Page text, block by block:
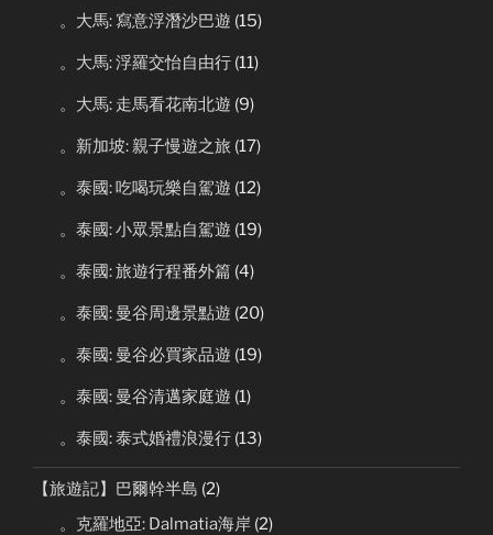
。大馬: 寫意浮潛沙巴遊 (15)
。大馬: 浮羅交怡自由行 (11)
。大馬: 走馬看花南北遊 (9)
。新加坡: 親子慢遊之旅 (17)
。泰國: 吃喝玩樂自駕遊 (12)
。泰國: 小眾景點自駕遊 (19)
。泰國: 旅遊行程番外篇 (4)
。泰國: 曼谷周邊景點遊 (20)
。泰國: 曼谷必買家品遊 (19)
。泰國: 曼谷清邁家庭遊 (1)
。泰國: 泰式婚禮浪漫行 (13)
【旅遊記】巴爾幹半島 (2)
。克羅地亞: Dalmatia海岸 (2)